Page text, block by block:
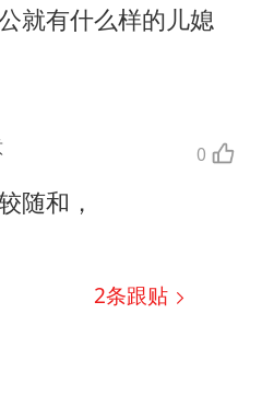
就有什么样的儿媳
0
随和，
2条跟贴